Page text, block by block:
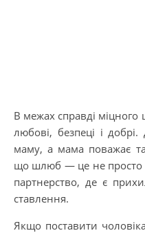
В межах справді міцного
любові, безпеці і
маму, а мама поважає
що шлюб — це не просто
партнерство, де є
ставлення.
Якщо поставити